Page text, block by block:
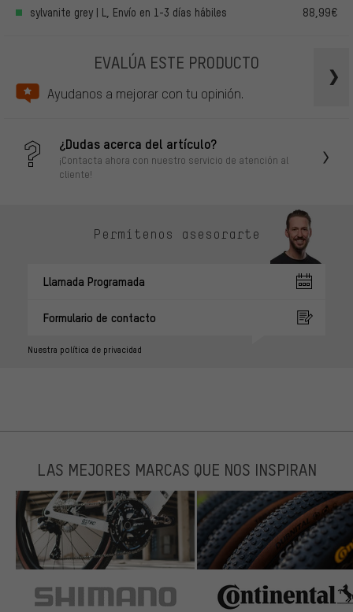
sylvanite grey | L, Envío en 1-3 días hábiles
88,99€
EVALÚA ESTE PRODUCTO
Ayudanos a mejorar con tu opinión.
¿Dudas acerca del artículo?
¡Contacta ahora con nuestro servicio de atención al
cliente!
Permítenos asesorarte
Llamada Programada
Formulario de contacto
Nuestra política de privacidad
LAS MEJORES MARCAS QUE NOS INSPIRAN